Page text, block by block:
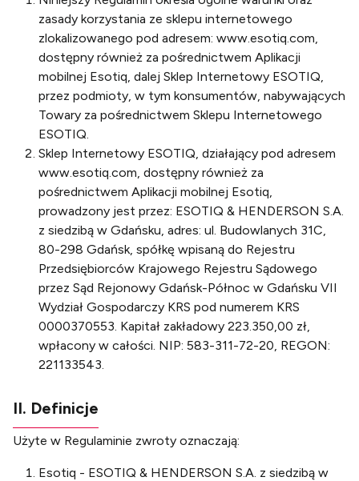
zasady korzystania ze sklepu internetowego
zlokalizowanego pod adresem: www.esotiq.com,
dostępny również za pośrednictwem Aplikacji
mobilnej Esotiq, dalej Sklep Internetowy ESOTIQ,
przez podmioty, w tym konsumentów, nabywających
Towary za pośrednictwem Sklepu Internetowego
ESOTIQ.
Sklep Internetowy ESOTIQ, działający pod adresem
www.esotiq.com, dostępny również za
pośrednictwem Aplikacji mobilnej Esotiq,
prowadzony jest przez: ESOTIQ & HENDERSON S.A.
z siedzibą w Gdańsku, adres: ul. Budowlanych 31C,
80-298 Gdańsk, spółkę wpisaną do Rejestru
Przedsiębiorców Krajowego Rejestru Sądowego
przez Sąd Rejonowy Gdańsk-Północ w Gdańsku VII
Wydział Gospodarczy KRS pod numerem KRS
0000370553. Kapitał zakładowy 223.350,00 zł,
wpłacony w całości. NIP: 583-311-72-20, REGON:
221133543.
II. Definicje
Użyte w Regulaminie zwroty oznaczają:
Esotiq - ESOTIQ & HENDERSON S.A. z siedzibą w